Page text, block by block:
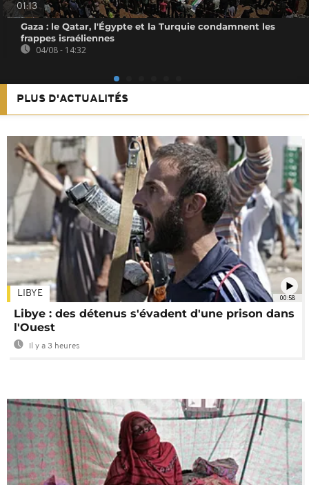
01:13
Gaza : le Qatar, l'Égypte et la Turquie condamnent les
frappes israéliennes
04/08 - 14:32
PLUS D'ACTUALITÉS
00:58
LIBYE
Libye : des détenus s'évadent d'une prison dans
l'Ouest
Il y a 3 heures